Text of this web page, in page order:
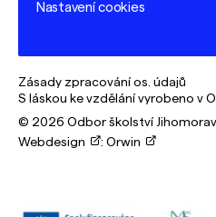
Nastavení cookies
Zásady zpracování os. údajů
S láskou ke vzdělání vyrobeno v
© 2026 Odbor školství
Webdesign
: Orwin